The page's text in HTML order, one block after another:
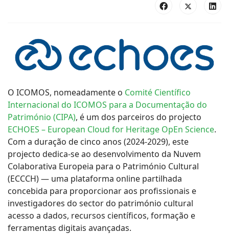
O ICOMOS, nomeadamente o Comité Científico
Internacional do ICOMOS para a Documentação do
Património (CIPA), é um dos parceiros do projecto
ECHOES – European Cloud for Heritage OpEn Science.
Com a duração de cinco anos (2024-2029), este
projecto dedica-se ao desenvolvimento da Nuvem
Colaborativa Europeia para o Património Cultural
(ECCCH) — uma plataforma online partilhada
concebida para proporcionar aos profissionais e
investigadores do sector do património cultural
acesso a dados, recursos científicos, formação e
ferramentas digitais avançadas.